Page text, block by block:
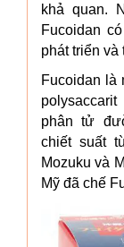
khả quan.
Fucoidan
phát triển
Fucoidan là
phân tử
chiết suất
Mozuku và
Mỹ đã chế